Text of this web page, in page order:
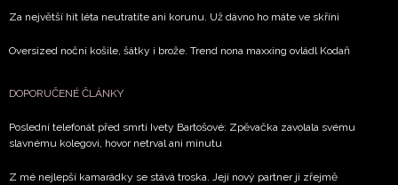
Za největší hit léta neutratíte ani korunu. Už dávno ho máte ve skříni
Oversized noční košile, šátky i brože. Trend nona maxxing ovládl Kodaň
DOPORUČENÉ ČLÁNKY
Poslední telefonát před smrtí Ivety Bartošové: Zpěvačka zavolala svému
slavnému kolegovi, hovor netrval ani minutu
Z mé nejlepší kamarádky se stává troska. Její nový partner ji zřejmě